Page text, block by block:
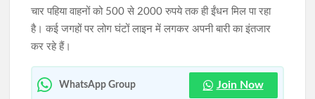
चार पहिया वाहनों को 500 से 2000 रुपये तक ही ईंधन मिल पा रहा
है। कई जगहों पर लोग घंटों लाइन में लगकर अपनी बारी का इंतजार
कर रहे हैं।
WhatsApp Group Join Now